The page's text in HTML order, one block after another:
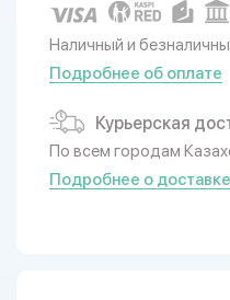
Наличный и
Подробнее об оплате
Курьерская
По всем городам
Подробнее о доставке